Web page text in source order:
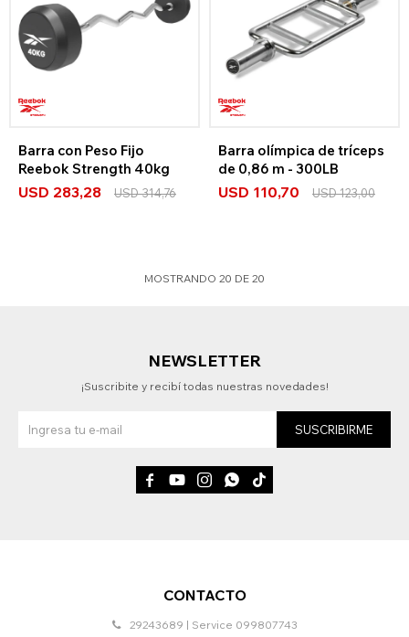
Barra con Peso Fijo
Reebok Strength 40kg
USD 283,28 USD314,76
Barra olímpica de tríceps
de 0,86 m - 300LB
USD 110,70 USD123,00
MOSTRANDO 20 DE 20
CONTACTO
29243689 | Service 099807743
NEWSLETTER
¡Suscribite y recibí todas nuestras novedades!
SUSCRIBIRME
    